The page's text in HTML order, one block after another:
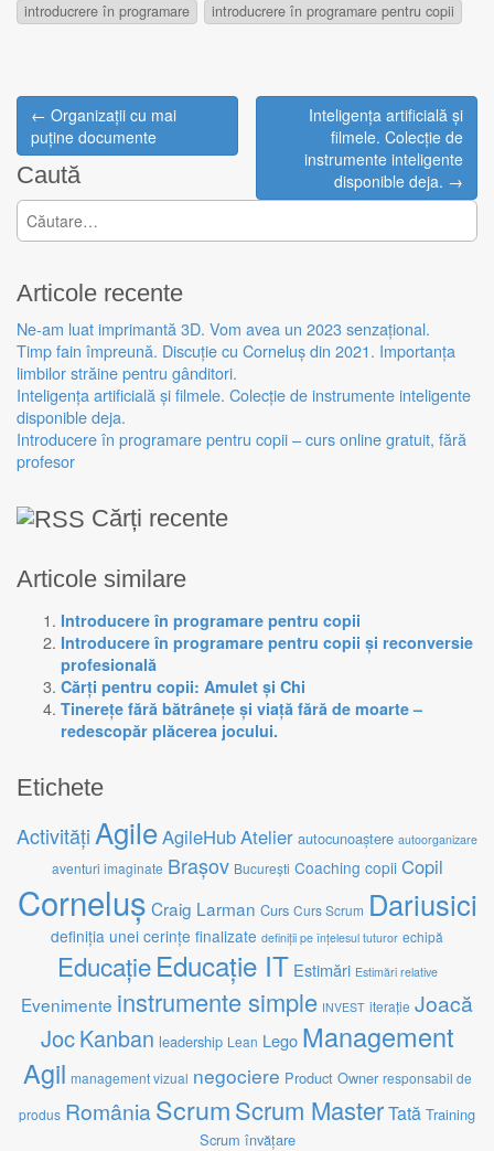
introducrere în programare
introducrere în programare pentru copii
Post navigation
← Organizații cu mai
puține documente
Inteligența artificială și
filmele. Colecție de
instrumente inteligente
disponible deja. →
Caută
Caută după:
Articole recente
Ne-am luat imprimantă 3D. Vom avea un 2023 senzațional.
Timp fain împreună. Discuție cu Corneluș din 2021. Importanța
limbilor străine pentru gânditori.
Inteligența artificială și filmele. Colecție de instrumente inteligente
disponible deja.
Introducere în programare pentru copii – curs online gratuit, fără
profesor
Cărți recente
Articole similare
Introducere în programare pentru copii
Introducere în programare pentru copii și reconversie
profesională
Cărți pentru copii: Amulet și Chi
Tinereţe fără bătrâneţe şi viaţă fără de moarte –
redescopăr plăcerea jocului.
Etichete
Activități AgileAgileHubAtelier autocunoaștere autoorganizare
aventuri imaginate Brașov București Coaching copii Copil
Corneluș Craig Larman Curs Curs Scrum Dariusici
definiția unei cerințe finalizate definiții pe înțelesul tuturor echipă
Educație Educație IT Estimări Estimări relative
Evenimente instrumente simple INVEST iterație Joacă
JocKanban leadership Lean Lego Management
Agil management vizual negociere Product Owner responsabil de
produs RomâniaScrumScrum MasterTată Training
Scrum învățare